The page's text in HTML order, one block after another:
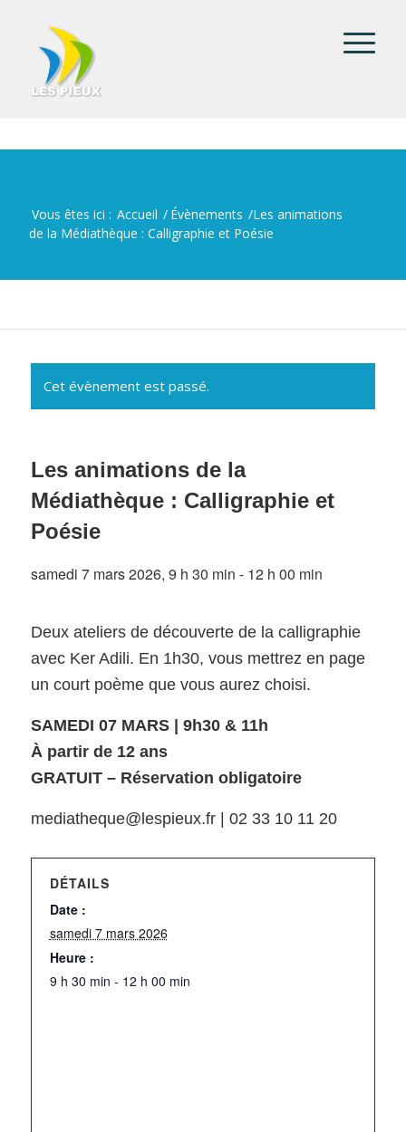
Vous êtes ici : Accueil / Évènements /Les animations
de la Médiathèque : Calligraphie et Poésie
Cet évènement est passé.
Les animations de la
Médiathèque : Calligraphie et
Poésie
samedi 7 mars 2026, 9 h 30 min - 12 h 00 min
Deux ateliers de découverte de la calligraphie
avec Ker Adili. En 1h30, vous mettrez en page
un court poème que vous aurez choisi.
SAMEDI 07 MARS | 9h30 & 11h
À partir de 12 ans
GRATUIT – Réservation obligatoire
mediatheque@lespieux.fr | 02 33 10 11 20
DÉTAILS
Date :
samedi 7 mars 2026
Heure :
9 h 30 min - 12 h 00 min